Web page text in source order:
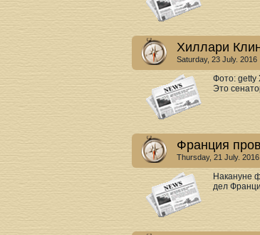
Хиллари
Saturday, 23 July. 2016
Фото: getty
Это
Франция
Thursday, 21 July. 2016
Накануне
дел